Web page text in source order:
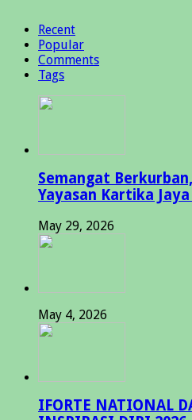
Recent
Popular
Comments
Tags
Semangat
Yayasan Kartika
May 29, 2026
May 4, 2026
IFORTE NATIONAL